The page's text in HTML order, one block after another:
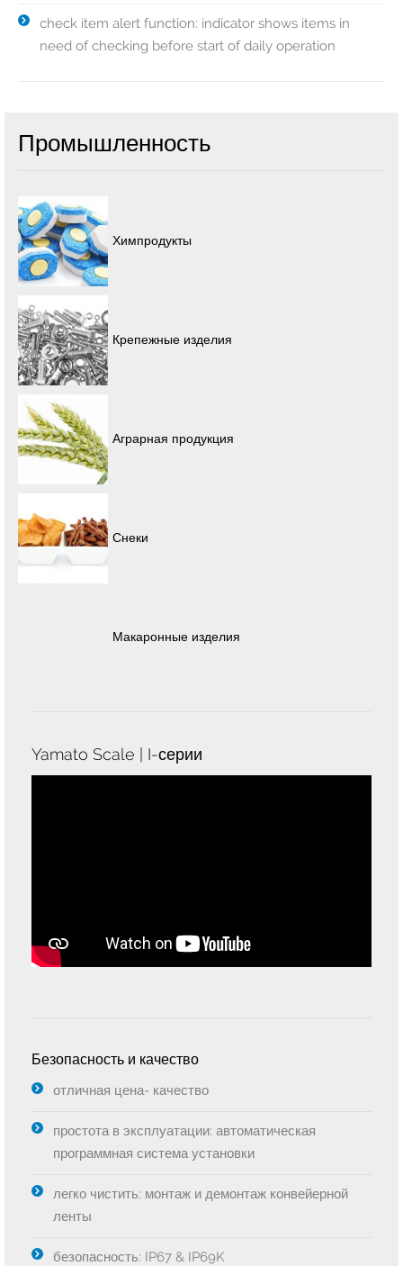
check item alert function: indicator shows items in
need of checking before start of daily operation
Промышленность
Химпродукты
Крепежные изделия
Аграрная продукция
Снеки
Макаронные изделия
Кондитерские изделия
Корм для животных
Yamato Scale | I-серии
Безопасность и качество
отличная цена- качество
простота в эксплуатации: автоматическая
программная система установки
легко чистить: монтаж и демонтаж конвейерной
ленты
безопасность: IP67 & IP69K